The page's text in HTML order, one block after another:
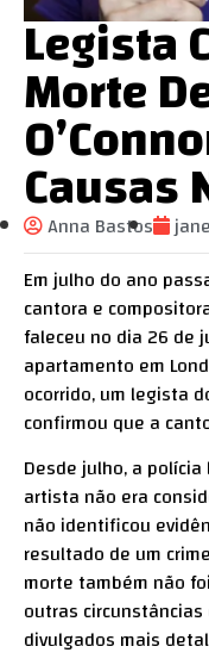
Legista
Morte
Causas
Anna Bastos
Em julho do ano
cantora e
faleceu no dia 26 de
apartamento em
ocorrido, um legista
confirmou que a
Desde julho, a
artista não era
não identificou
resultado de um
morte também não
outras
divulgados mais